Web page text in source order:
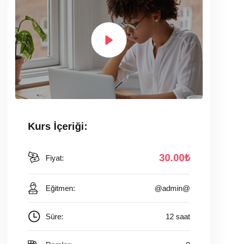
Kurs İçeriği:
Fiyat: 30.00₺
Eğitmen: @admin@
Süre: 12 saat